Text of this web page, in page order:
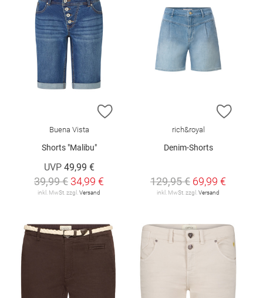
ZUR WUNSCHLISTE HINZUFÜGEN
Buena Vista
Shorts "Malibu"
UVP 49,99 €
39,99 € 34,99 €
inkl. MwSt. zzgl. Versand
ZUR
rich&royal
Denim-Shorts
129,95 € 69,99 €
inkl. MwSt. zzgl. Versand